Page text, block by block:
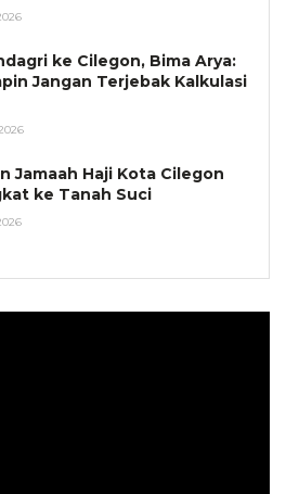
ke Cilegon, Bima Arya:
Jangan Terjebak Kalkulasi
Jamaah Haji Kota Cilegon
ke Tanah Suci